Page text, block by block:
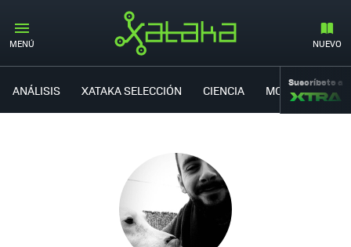
MENÚ NUEVO
ANÁLISIS XATAKA SELECCIÓN CIENCIA MOVILIDAD
Suscríbete a